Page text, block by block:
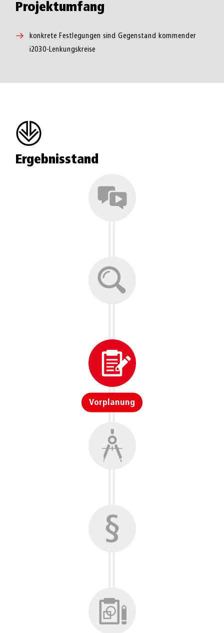
Projektumfang
konkrete Festlegungen sind Gegenstand kommender
i2030-Lenkungskreise
Ergebnisstand
Vorplanung